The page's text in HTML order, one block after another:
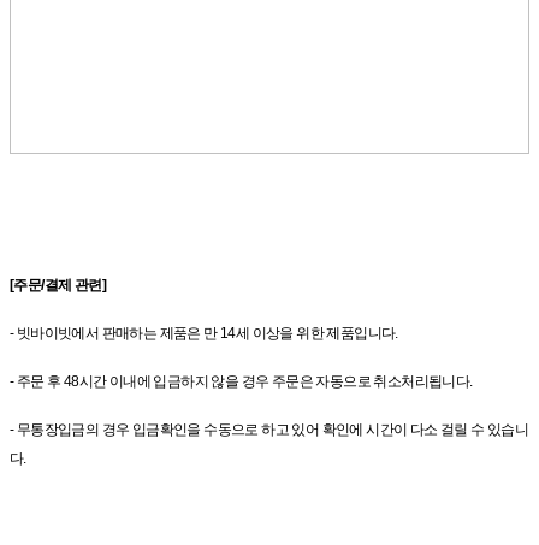
[주문/결제 관련]
- 빗바이빗에서 판매하는 제품은 만 14세 이상을 위한 제품입니다.
- 주문 후 48시간 이내에 입금하지 않을 경우 주문은 자동으로 취소처리됩니다.
- 무통장입금의 경우 입금확인을 수동으로 하고 있어 확인에 시간이 다소 걸릴 수 있습니
다.